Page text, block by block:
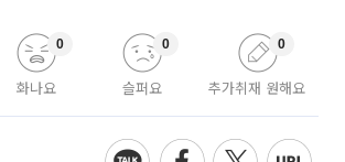
화나요
0
슬퍼요
0
추가취재 원해요
0